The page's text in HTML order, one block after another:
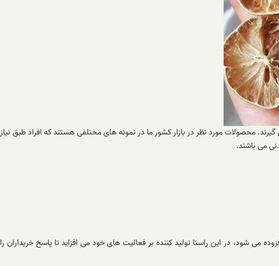
محصولات مورد نظر در بازار کشور ما در نمونه های مختلفی هستند که افراد طبق نیاز
می باشند.
می شود، در این راستا تولید کننده بر فعالیت های خود می افزاید تا پاسخ خریداران را